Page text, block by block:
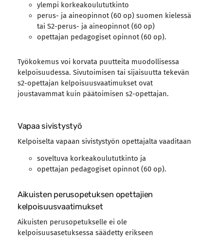
ylempi korkeakoulututkinto
perus- ja aineopinnot (60 op) suomen kielessä
tai S2-perus- ja aineopinnot (60 op)
opettajan pedagogiset opinnot (60 op).
Työkokemus voi korvata puutteita muodollisessa
kelpoisuudessa. Sivutoimisen tai sijaisuutta tekevän
s2-opettajan kelpoisuusvaatimukset ovat
joustavammat kuin päätoimisen s2-opettajan.
Vapaa sivistystyö
Kelpoiselta vapaan sivistystyön opettajalta vaaditaan
soveltuva korkeakoulututkinto ja
opettajan pedagogiset opinnot (60 op).
Aikuisten perusopetuksen opettajien
kelpoisuusvaatimukset
Aikuisten perusopetukselle ei ole
kelpoisuusasetuksessa säädetty erikseen